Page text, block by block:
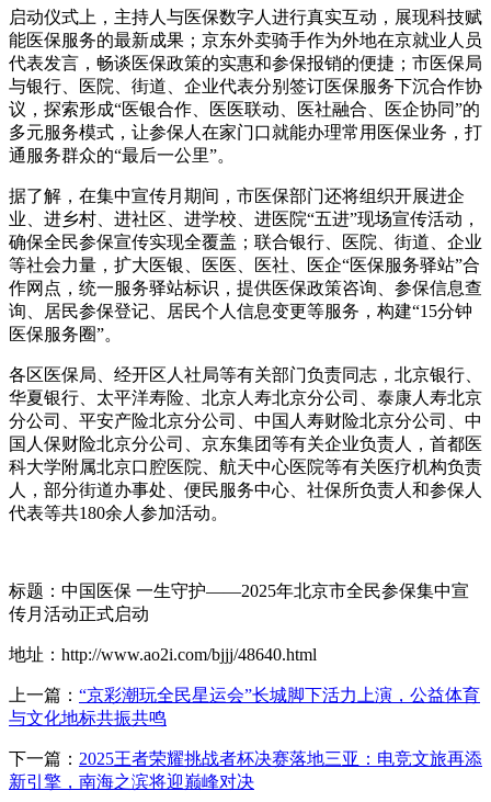
启动仪式上，主持人与医保数字人进行真实互动，展现科技赋
能医保服务的最新成果；京东外卖骑手作为外地在京就业人员
代表发言，畅谈医保政策的实惠和参保报销的便捷；市医保局
与银行、医院、街道、企业代表分别签订医保服务下沉合作协
议，探索形成“医银合作、医医联动、医社融合、医企协同”的
多元服务模式，让参保人在家门口就能办理常用医保业务，打
通服务群众的“最后一公里”。
据了解，在集中宣传月期间，市医保部门还将组织开展进企
业、进乡村、进社区、进学校、进医院“五进”现场宣传活动，
确保全民参保宣传实现全覆盖；联合银行、医院、街道、企业
等社会力量，扩大医银、医医、医社、医企“医保服务驿站”合
作网点，统一服务驿站标识，提供医保政策咨询、参保信息查
询、居民参保登记、居民个人信息变更等服务，构建“15分钟
医保服务圈”。
各区医保局、经开区人社局等有关部门负责同志，北京银行、
华夏银行、太平洋寿险、北京人寿北京分公司、泰康人寿北京
分公司、平安产险北京分公司、中国人寿财险北京分公司、中
国人保财险北京分公司、京东集团等有关企业负责人，首都医
科大学附属北京口腔医院、航天中心医院等有关医疗机构负责
人，部分街道办事处、便民服务中心、社保所负责人和参保人
代表等共180余人参加活动。
标题：中国医保 一生守护——2025年北京市全民参保集中宣
传月活动正式启动
地址：http://www.ao2i.com/bjjj/48640.html
上一篇： “京彩潮玩全民星运会”长城脚下活力上演，公益体育
与文化地标共振共鸣
下一篇： 2025王者荣耀挑战者杯决赛落地三亚：电竞文旅再添
新引擎，南海之滨将迎巅峰对决